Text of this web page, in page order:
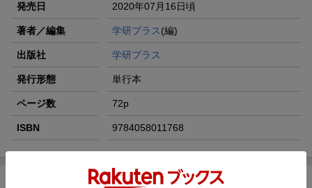
発売日 2020年07月16日頃
著者／編集 学研プラス(編)
出版社 学研プラス
発行形態 単行本
ページ数 72p
ISBN 9784058011768